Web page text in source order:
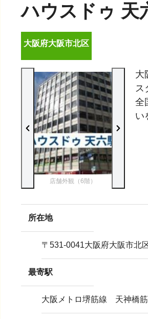
ハウスドゥ 天
大阪府大阪市北区
店舗外観（6階）
大
ス
全
い
所在地
〒 531-0041大阪府大阪市北
最寄駅
大阪メトロ堺筋線 天神橋